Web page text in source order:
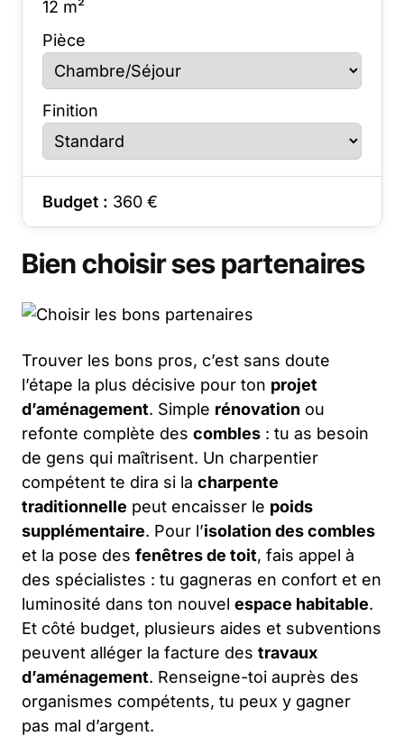
12 m²
Pièce
Finition
Budget : 360 €
Bien choisir ses partenaires
Trouver les bons pros, c’est sans doute
l’étape la plus décisive pour ton projet
d’aménagement. Simple rénovation ou
refonte complète des combles : tu as besoin
de gens qui maîtrisent. Un charpentier
compétent te dira si la charpente
traditionnelle peut encaisser le poids
supplémentaire. Pour l’isolation des combles
et la pose des fenêtres de toit, fais appel à
des spécialistes : tu gagneras en confort et en
luminosité dans ton nouvel espace habitable.
Et côté budget, plusieurs aides et subventions
peuvent alléger la facture des travaux
d’aménagement. Renseigne-toi auprès des
organismes compétents, tu peux y gagner
pas mal d’argent.